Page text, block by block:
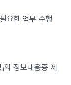
요한 업무 수행
의 정보내용중 제